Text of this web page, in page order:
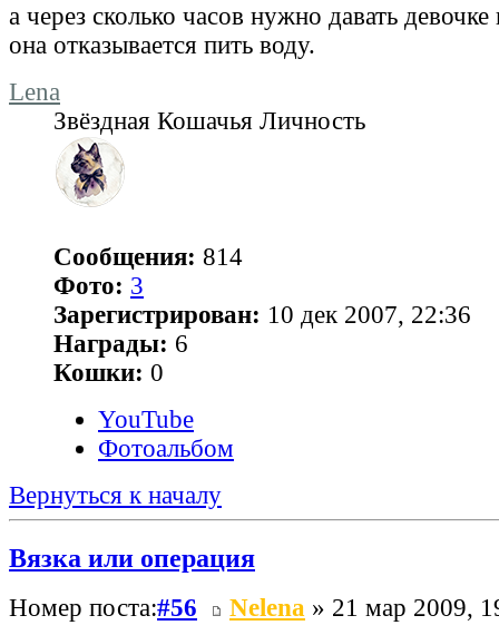
а через сколько часов нужно давать
она отказывается пить воду.
Lena
Звёздная Кошачья Личность
Сообщения: 814
Фото: 3
Зарегистрирован: 10 дек 2007, 22:36
Награды: 6
Кошки: 0
YouTube
Фотоальбом
Вернуться к началу
Вязка или операция
Номер поста:#56 Nelena » 21 мар 2009,